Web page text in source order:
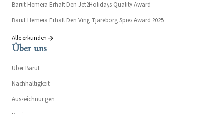
Barut Hemera Erhält Den Jet2Holidays Quality Award
Barut Hemera Erhält Den Ving Tjareborg Spies Award 2025
Alle erkunden
Über uns
Über Barut
Nachhaltigkeit
Auszeichnungen